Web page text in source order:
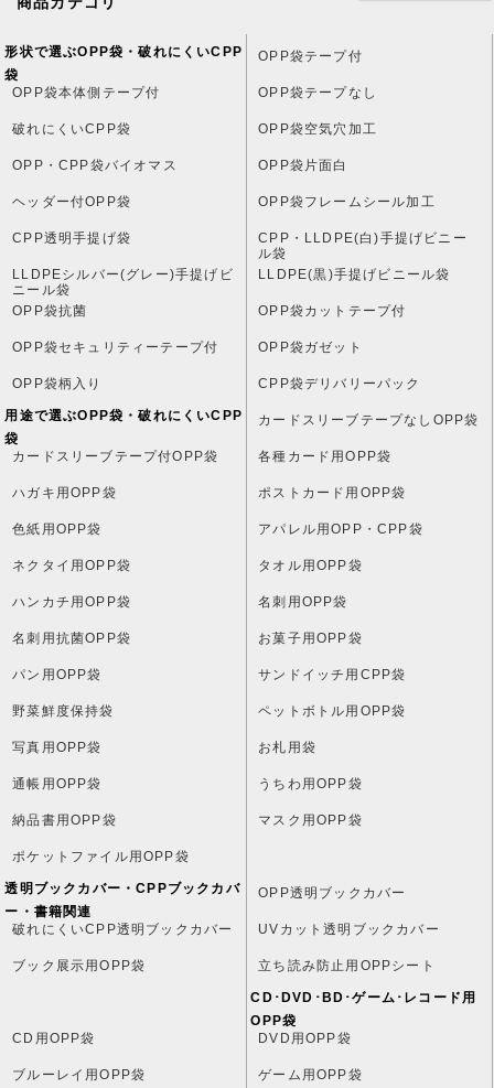
形状で選ぶOPP袋・破れにくいCPP
袋
OPP袋テープ付
OPP袋本体側テープ付 OPP袋テープなし
破れにくいCPP袋 OPP袋空気穴加工
OPP・CPP袋バイオマス OPP袋片面白
ヘッダー付OPP袋 OPP袋フレームシール加工
CPP透明手提げ袋
CPP・LLDPE(白)手提げビニー
ル袋
LLDPEシルバー(グレー)手提げビ
ニール袋
LLDPE(黒)手提げビニール袋
OPP袋抗菌 OPP袋カットテープ付
OPP袋セキュリティーテープ付 OPP袋ガゼット
OPP袋柄入り CPP袋デリバリーパック
用途で選ぶOPP袋・破れにくいCPP
袋
カードスリーブテープなしOPP袋
カードスリーブテープ付OPP袋 各種カード用OPP袋
ハガキ用OPP袋 ポストカード用OPP袋
色紙用OPP袋 アパレル用OPP・CPP袋
ネクタイ用OPP袋 タオル用OPP袋
ハンカチ用OPP袋 名刺用OPP袋
名刺用抗菌OPP袋 お菓子用OPP袋
パン用OPP袋 サンドイッチ用CPP袋
野菜鮮度保持袋 ペットボトル用OPP袋
写真用OPP袋 お札用袋
通帳用OPP袋 うちわ用OPP袋
納品書用OPP袋 マスク用OPP袋
ポケットファイル用OPP袋
透明ブックカバー・CPPブックカバ
ー・書籍関連
OPP透明ブックカバー
破れにくいCPP透明ブックカバー UVカット透明ブックカバー
ブック展示用OPP袋 立ち読み防止用OPPシート
CD･DVD･BD･ゲーム･レコード用
OPP袋
CD用OPP袋
DVD用OPP袋
ブルーレイ用OPP袋 ゲーム用OPP袋